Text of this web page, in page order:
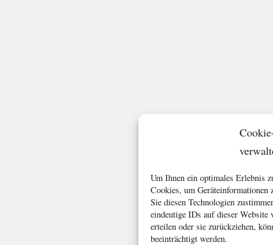
Um Ihnen ein optimales Erlebnis
Cookies, um Geräteinformationen
Sie diesen Technologien
eindeutige IDs auf dieser
erteilen oder sie zurückziehen,
beeinträchtigt werden.